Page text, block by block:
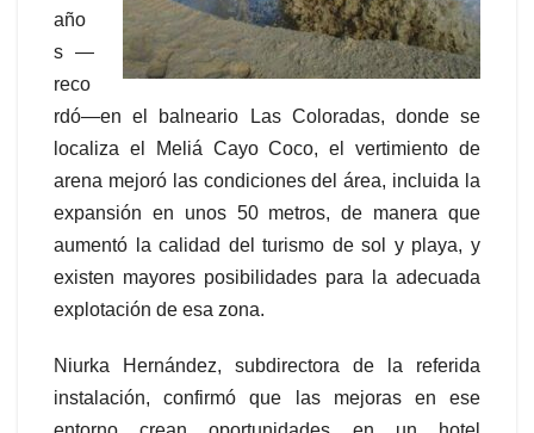
año
s —
reco
rdó—en el balneario Las Coloradas, donde se
localiza el Meliá Cayo Coco, el vertimiento de
arena mejoró las condiciones del área, incluida la
expansión en unos 50 metros, de manera que
aumentó la calidad del turismo de sol y playa, y
existen mayores posibilidades para la adecuada
explotación de esa zona.
Niurka Hernández, subdirectora de la referida
instalación, confirmó que las mejoras en ese